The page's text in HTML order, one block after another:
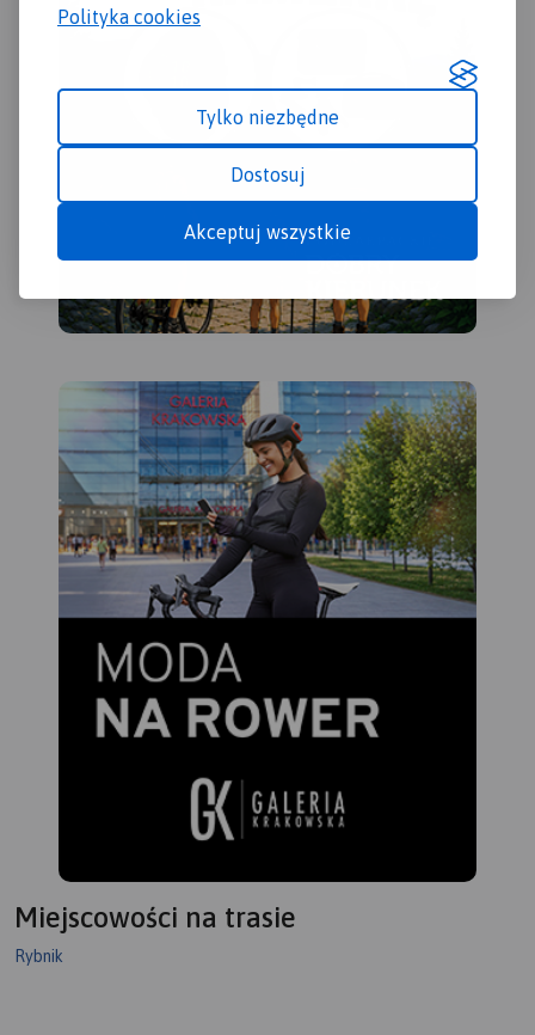
Polityka cookies
Tylko niezbędne
Dostosuj
Akceptuj wszystkie
Miejscowości na trasie
Rybnik